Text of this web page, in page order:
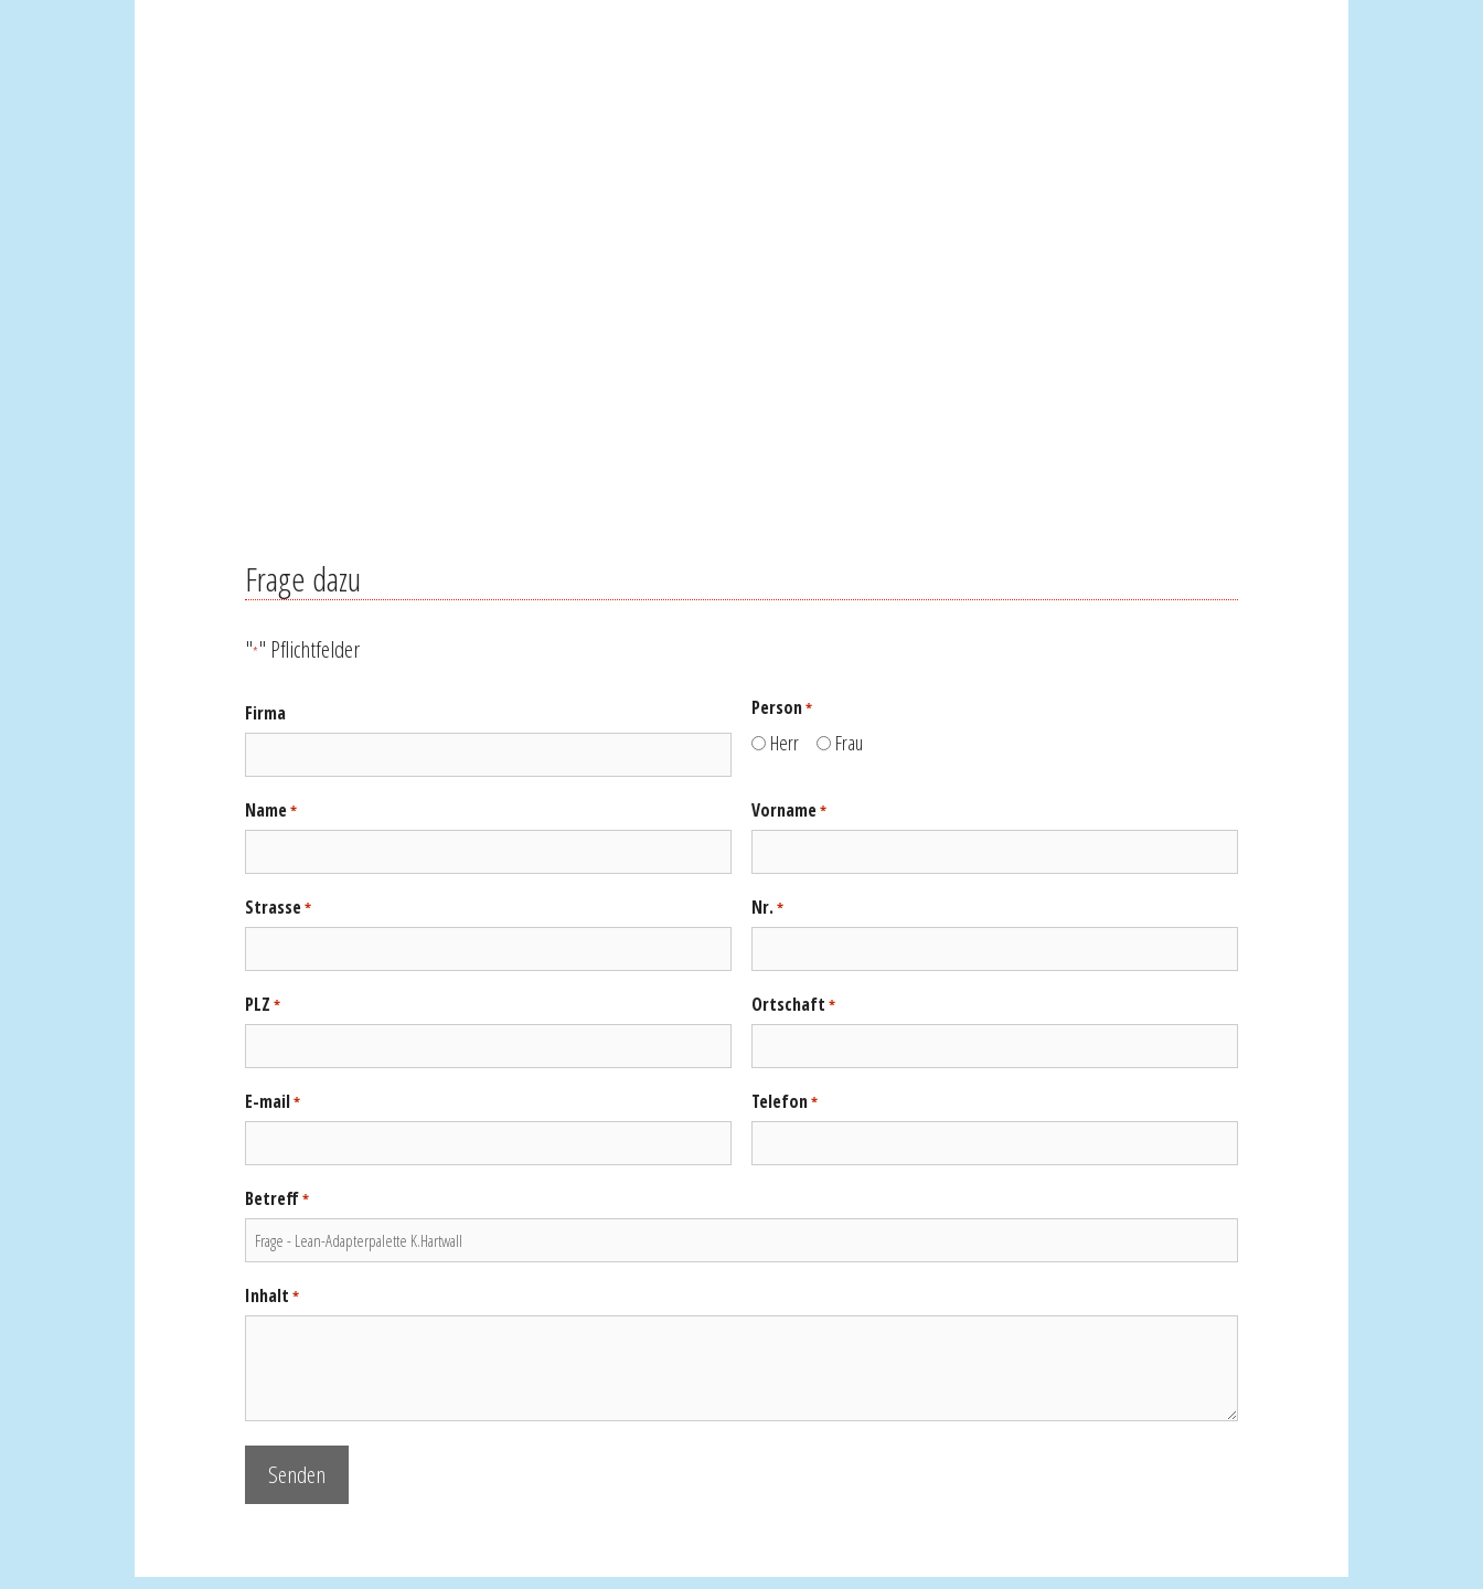
Frage dazu
"*" Pflichtfelder
Firma Person*
Herr Frau
Name* Vorname*
Strasse* Nr. *
PLZ * Ortschaft *
E-mail* Telefon*
Betreff*
Inhalt *